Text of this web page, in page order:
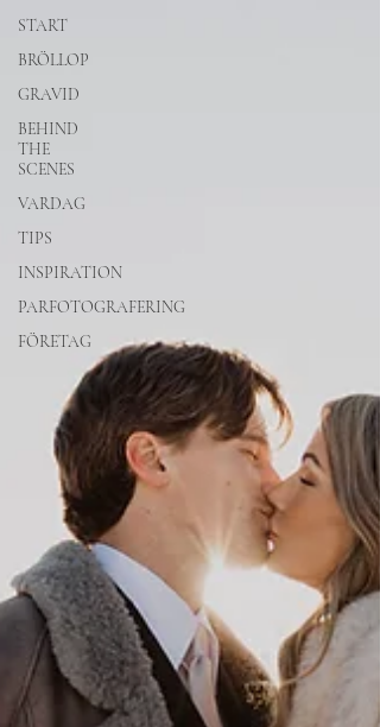
START
BRÖLLOP
GRAVID
BEHIND
THE
SCENES
VARDAG
TIPS
INSPIRATION
PARFOTOGRAFERING
FÖRETAG